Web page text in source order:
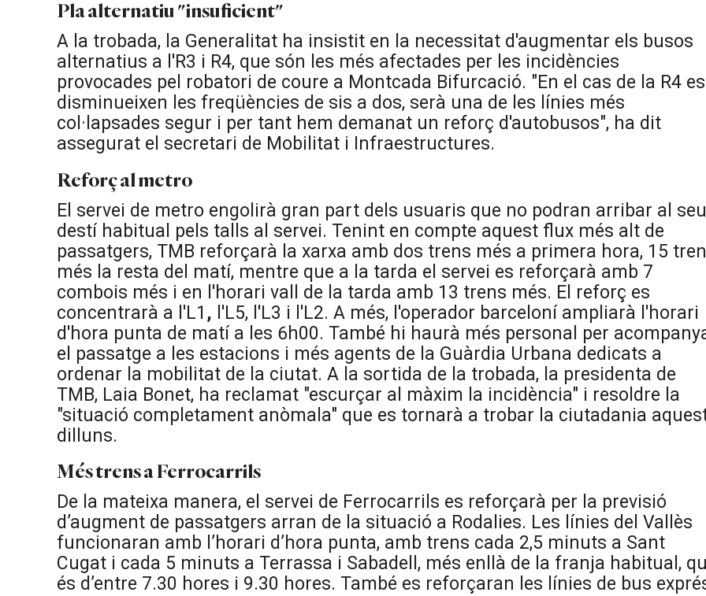
Pla alternatiu "insuficient"
A la trobada, la Generalitat ha insistit en la necessitat d'augmentar els busos
alternatius a l'R3 i R4, que són les més afectades per les incidències
provocades pel robatori de coure a Montcada Bifurcació. "En el cas de la R4 es
disminueixen les freqüències de sis a dos, serà una de les línies més
col·lapsades segur i per tant hem demanat un reforç d'autobusos", ha dit
assegurat el secretari de Mobilitat i Infraestructures.
Reforç al metro
El servei de metro engolirà gran part dels usuaris que no podran arribar al seu
destí habitual pels talls al servei. Tenint en compte aquest flux més alt de
passatgers, TMB reforçarà la xarxa amb dos trens més a primera hora, 15
més la resta del matí, mentre que a la tarda el servei es reforçarà amb 7
combois més i en l'horari vall de la tarda amb 13 trens més. El reforç es
concentrarà a l'L1 , l'L5, l'L3 i l'L2. A més, l'operador barceloní ampliarà l'horari
d'hora punta de matí a les 6h00. També hi haurà més personal per
el passatge a les estacions i més agents de la Guàrdia Urbana dedicats a
ordenar la mobilitat de la ciutat. A la sortida de la trobada, la presidenta de
TMB, Laia Bonet, ha reclamat "escurçar al màxim la incidència" i resoldre la
"situació completament anòmala" que es tornarà a trobar la ciutadania
dilluns.
Més trens a Ferrocarrils
De la mateixa manera, el servei de Ferrocarrils es reforçarà per la previsió
d’augment de passatgers arran de la situació a Rodalies. Les línies del Vallès
funcionaran amb l’horari d’hora punta, amb trens cada 2,5 minuts a Sant
Cugat i cada 5 minuts a Terrassa i Sabadell, més enllà de la franja habitual,
és d’entre 7.30 hores i 9.30 hores. També es reforçaran les línies de bus